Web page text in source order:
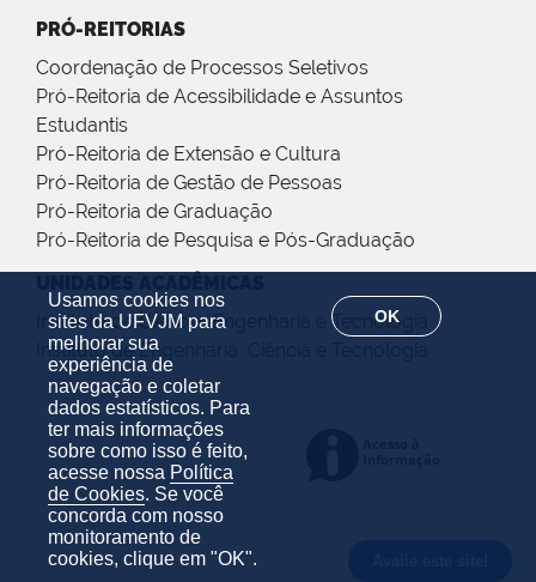
Usamos cookies nos
sites da UFVJM para
melhorar sua
experiência de
navegação e coletar
dados estatísticos. Para
ter mais informações
sobre como isso é feito,
acesse nossa Política
de Cookies. Se você
concorda com nosso
monitoramento de
cookies, clique em "OK".
OK
PRÓ-REITORIAS
Coordenação de Processos Seletivos
Pró-Reitoria de Acessibilidade e Assuntos
Estudantis
Pró-Reitoria de Extensão e Cultura
Pró-Reitoria de Gestão de Pessoas
Pró-Reitoria de Graduação
Pró-Reitoria de Pesquisa e Pós-Graduação
Instituto de Ciência, Engenharia e Tecnologia
Instituto de Engenharia, Ciência e Tecnologia